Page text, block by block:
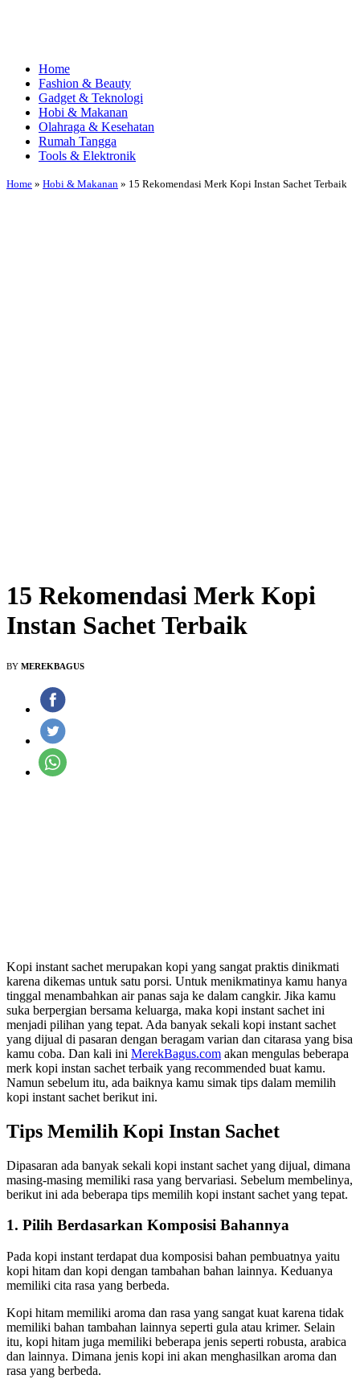
Home
Fashion & Beauty
Gadget & Teknologi
Hobi & Makanan
Olahraga & Kesehatan
Rumah Tangga
Tools & Elektronik
Home » Hobi & Makanan » 15 Rekomendasi Merk Kopi Instan Sachet Terbaik
15 Rekomendasi Merk Kopi
Instan Sachet Terbaik
BY MEREKBAGUS
Kopi instant sachet merupakan kopi yang sangat praktis dinikmati
karena dikemas untuk satu porsi. Untuk menikmatinya kamu hanya
tinggal menambahkan air panas saja ke dalam cangkir. Jika kamu
suka berpergian bersama keluarga, maka kopi instant sachet ini
menjadi pilihan yang tepat. Ada banyak sekali kopi instant sachet
yang dijual di pasaran dengan beragam varian dan citarasa yang bisa
kamu coba. Dan kali ini MerekBagus.com akan mengulas beberapa
merk kopi instan sachet terbaik yang recommended buat kamu.
Namun sebelum itu, ada baiknya kamu simak tips dalam memilih
kopi instant sachet berikut ini.
Tips Memilih Kopi Instan Sachet
Dipasaran ada banyak sekali kopi instant sachet yang dijual, dimana
masing-masing memiliki rasa yang bervariasi. Sebelum membelinya,
berikut ini ada beberapa tips memilih kopi instant sachet yang tepat.
1. Pilih Berdasarkan Komposisi Bahannya
Pada kopi instant terdapat dua komposisi bahan pembuatnya yaitu
kopi hitam dan kopi dengan tambahan bahan lainnya. Keduanya
memiliki cita rasa yang berbeda.
Kopi hitam memiliki aroma dan rasa yang sangat kuat karena tidak
memiliki bahan tambahan lainnya seperti gula atau krimer. Selain
itu, kopi hitam juga memiliki beberapa jenis seperti robusta, arabica
dan lainnya. Dimana jenis kopi ini akan menghasilkan aroma dan
rasa yang berbeda.